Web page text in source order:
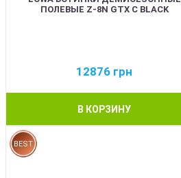
ПОЛЕВЫЕ Z-8N GTX C BLACK
12876 грн
В КОРЗИНУ
BEST